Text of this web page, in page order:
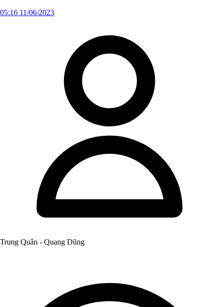
05:16 11/06/2023
Trung Quân - Quang Dũng